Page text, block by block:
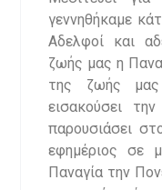
γεννηθήκαμε
Αδελφοί και
ζωής μας η
της ζωής μας
εισακούσει
παρουσιάσει
εφημέριος σε
Παναγία την